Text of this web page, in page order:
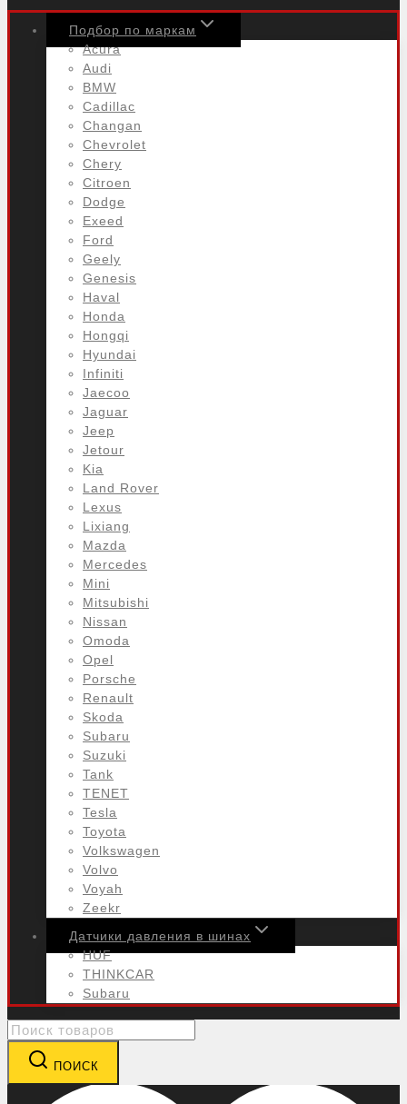
Подбор по маркам
Acura
Audi
BMW
Cadillac
Changan
Chevrolet
Chery
Citroen
Dodge
Exeed
Ford
Geely
Genesis
Haval
Honda
Hongqi
Hyundai
Infiniti
Jaecoo
Jaguar
Jeep
Jetour
Kia
Land Rover
Lexus
Lixiang
Mazda
Mercedes
Mini
Mitsubishi
Nissan
Omoda
Opel
Porsche
Renault
Skoda
Subaru
Suzuki
Tank
TENET
Tesla
Toyota
Volkswagen
Volvo
Voyah
Zeekr
Датчики давления в шинах
HUF
THINKCAR
Subaru
Search
for:
ПОИСК